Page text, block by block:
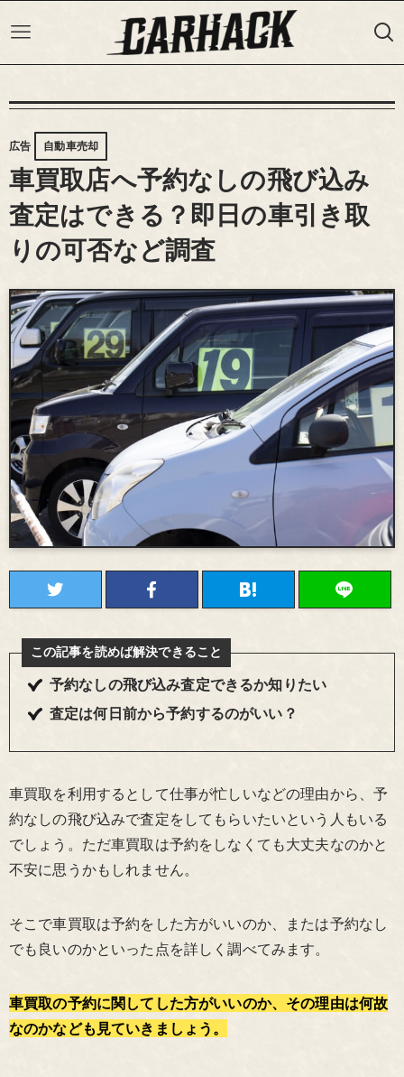
広告 自動車売却
車買取店へ予約なしの飛び込み
査定はできる？即日の車引き取
りの可否など調査
この記事を読めば解決できること
予約なしの飛び込み査定できるか知りたい
査定は何日前から予約するのがいい？
車買取を利用するとして仕事が忙しいなどの理由から、予
約なしの飛び込みで査定をしてもらいたいという人もいる
でしょう。ただ車買取は予約をしなくても大丈夫なのかと
不安に思うかもしれません。
そこで車買取は予約をした方がいいのか、または予約なし
でも良いのかといった点を詳しく調べてみます。
車買取の予約に関してした方がいいのか、その理由は何故
なのかなども見ていきましょう。